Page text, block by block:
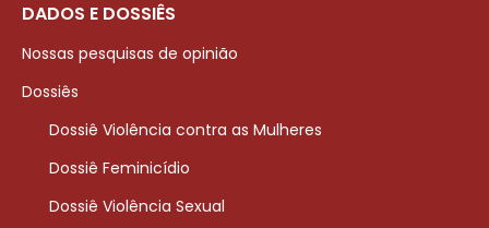
DADOS E DOSSIÊS
Nossas pesquisas de opinião
Dossiês
Dossiê Violência contra as Mulheres
Dossiê Feminicídio
Dossiê Violência Sexual